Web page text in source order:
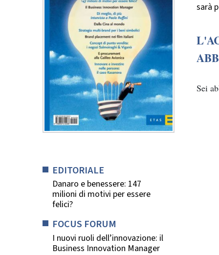
EDITORIALE
Danaro e benessere: 147
milioni di motivi per essere
felici?
FOCUS FORUM
I nuovi ruoli dell’innovazione: il
Business Innovation Manager
sarà
Sei